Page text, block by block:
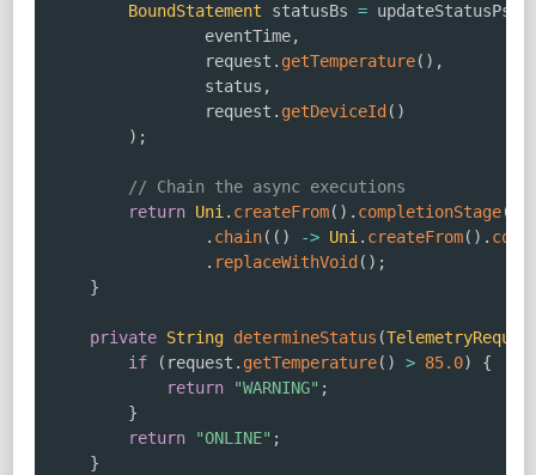
BoundStatement statusBs = updateStatusPs
                eventTime
,
                request
. getTemperature( ) ,
                status
,
                request
. getDeviceId ( )
) ;
// Chain the async executions
return Uni . createFrom( ) . completionStage(
. chain( ( ) -> Uni . createFrom( ) .
. replaceWithVoid ( ) ;
}
private String determineStatus (
if
( request . getTemperature( ) > 85.0)
{
return
"WARNING" ;
}
return
"ONLINE" ;
}